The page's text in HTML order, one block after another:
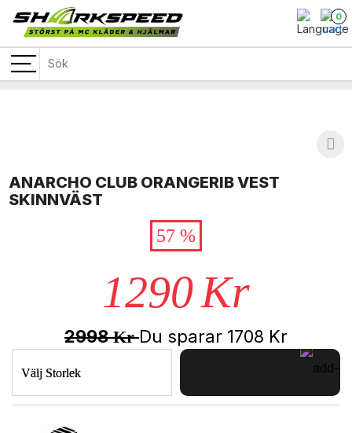
0
ANARCHO CLUB ORANGERIB VEST
SKINNVÄST
57 %
1290Kr
2998KrDu sparar 1708 Kr
Välj Storlek